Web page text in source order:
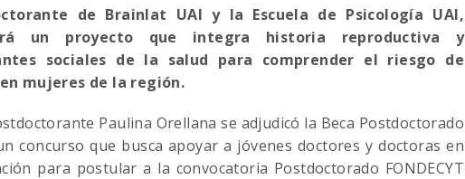
de Brainlat UAI y la Escuela de Psicología UAI,
un proyecto que integra historia reproductiva y
sociales de la salud para comprender el riesgo de
mujeres de la región.
Paulina Orellana se adjudicó la Beca Postdoctorado
concurso que busca apoyar a jóvenes doctores y doctoras en
para postular a la convocatoria Postdoctorado FONDECYT